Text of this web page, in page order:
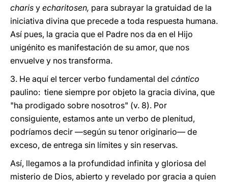
charis y echaritosen, para subrayar la gratuidad de la
iniciativa divina que precede a toda respuesta humana.
Así pues, la gracia que el Padre nos da en el Hijo
unigénito es manifestación de su amor, que nos
envuelve y nos transforma.
3. He aquí el tercer verbo fundamental del cántico
paulino: tiene siempre por objeto la gracia divina, que
"ha prodigado sobre nosotros" (v. 8). Por
consiguiente, estamos ante un verbo de plenitud,
podríamos decir —según su tenor originario— de
exceso, de entrega sin límites y sin reservas.
Así, llegamos a la profundidad infinita y gloriosa del
misterio de Dios, abierto y revelado por gracia a quien